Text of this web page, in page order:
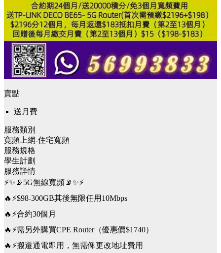
賣點
送月費
服務類別
寛頻上網-住宅寬頻
服務規格
學生計劃
服務詳情
⚡️✨📡5G無線寬頻📡✨⚡️
🔥⚡️$98-300GB其後無限任用10Mbps
🔥⚡️合約30個月
🔥⚡️需另外購買CPE Router（優惠價$1740）
🔥⚡️搬遷通電即用，無需俾更改地址費用